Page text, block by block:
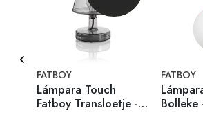
FATBOY
Lámpara Touch
Fatboy Transloetje -
FATBOY
Bolleke